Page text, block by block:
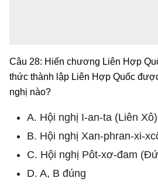
Câu 28: Hiến chương Liên Hợp
thức thành lập Liên Hợp Quốc
nghị nào?
A. Hội nghị I-an-ta (Liên
B. Hội nghị Xan-phran-xi-
C. Hội nghị Pôt-xơ-đam
D. A, B đúng